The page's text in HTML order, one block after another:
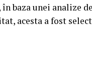
baza unei analize
acesta a fost